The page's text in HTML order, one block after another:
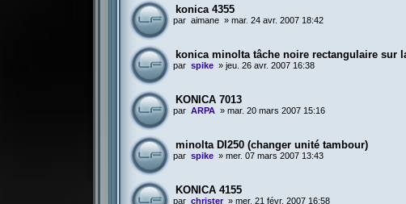
konica 4355
par aimane »mar. 24 avr. 2007 18:42
konica minolta tâche noire rectangulaire sur
par spike »jeu. 26 avr. 2007 16:38
KONICA 7013
par ARPA »mar. 20 mars 2007 15:16
minolta DI250 (changer unité tambour)
par spike »mer. 07 mars 2007 13:43
KONICA 4155
par christer »mer. 21 févr. 2007 16:58